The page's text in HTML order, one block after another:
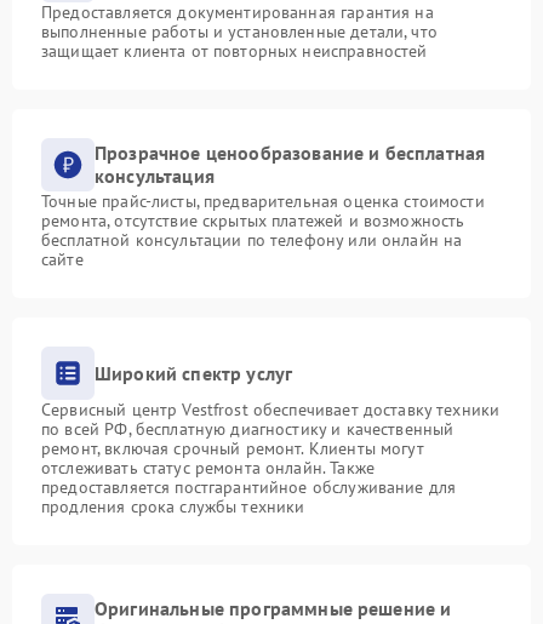
Предоставляется документированная гарантия на
выполненные работы и установленные детали, что
защищает клиента от повторных неисправностей
Прозрачное ценообразование и бесплатная
консультация
Точные прайс-листы, предварительная оценка стоимости
ремонта, отсутствие скрытых платежей и возможность
бесплатной консультации по телефону или онлайн на
сайте
Широкий спектр услуг
Сервисный центр Vestfrost обеспечивает доставку техники
по всей РФ, бесплатную диагностику и качественный
ремонт, включая срочный ремонт. Клиенты могут
отслеживать статус ремонта онлайн. Также
предоставляется постгарантийное обслуживание для
продления срока службы техники
Оригинальные программные решение и